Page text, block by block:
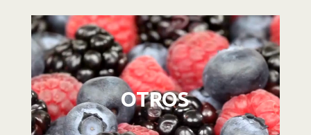
Reproductor
de
vídeo
OTROS